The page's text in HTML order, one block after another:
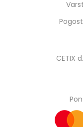
CETIX